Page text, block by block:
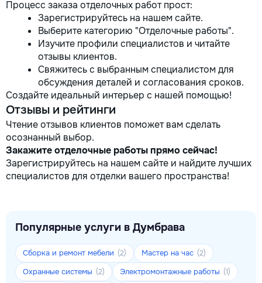
Процесс заказа отделочных работ прост:
Зарегистрируйтесь на нашем сайте.
Выберите категорию "Отделочные работы".
Изучите профили специалистов и читайте
отзывы клиентов.
Свяжитесь с выбранным специалистом для
обсуждения деталей и согласования сроков.
Создайте идеальный интерьер с нашей помощью!
Отзывы и рейтинги
Чтение отзывов клиентов поможет вам сделать
осознанный выбор.
Закажите отделочные работы прямо сейчас!
Зарегистрируйтесь на нашем сайте и найдите лучших
специалистов для отделки вашего пространства!
Популярные услуги в Думбрава
Сборка и ремонт мебели (2) Мастер на час (2)
Охранные системы (2) Электромонтажные работы (1)